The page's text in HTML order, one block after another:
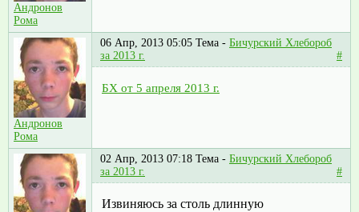
Андронов
Рома
Андронов
Рома
06 Апр, 2013 05:05 Тема - Бичурский Хлебороб
за 2013 г.
#
БХ от 5 апреля 2013 г.
02 Апр, 2013 07:18 Тема - Бичурский Хлебороб
за 2013 г.
#
Извиняюсь за столь длинную